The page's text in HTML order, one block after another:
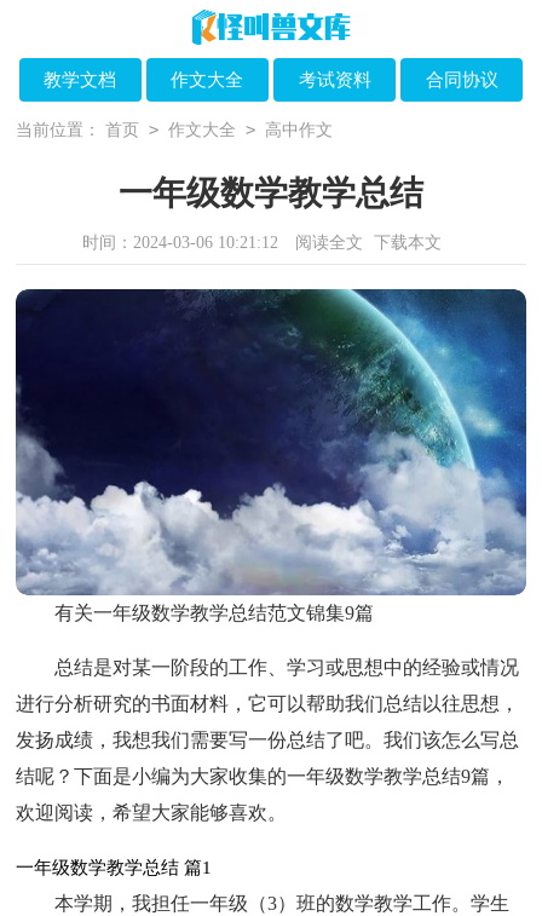
教学文档 作文大全 考试资料 合同协议
当前位置： 首页 > 作文大全 > 高中作文
一年级数学教学总结
时间：2024-03-06 10:21:12 阅读全文 下载本文
有关一年级数学教学总结范文锦集9篇
总结是对某一阶段的工作、学习或思想中的经验或情况
进行分析研究的书面材料，它可以帮助我们总结以往思想，
发扬成绩，我想我们需要写一份总结了吧。我们该怎么写总
结呢？下面是小编为大家收集的一年级数学教学总结9篇，
欢迎阅读，希望大家能够喜欢。
一年级数学教学总结 篇1
本学期，我担任一年级（3）班的数学教学工作。学生